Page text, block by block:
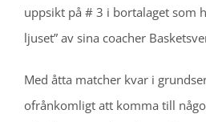
uppsikt på # 3 i bortalaget som
ljuset” av sina coacher
Med åtta matcher kvar i
ofrånkomligt att komma till